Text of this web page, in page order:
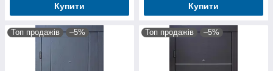
Купити Купити
Топ продажів –5% Топ продажів –5%